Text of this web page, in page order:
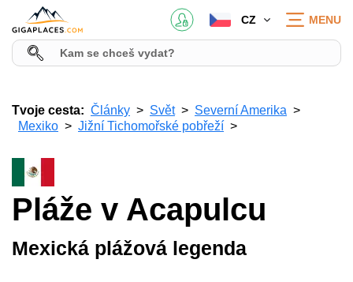
CZ MENU
Tvoje cesta: Články Svět
Severní Amerika
Mexiko
Jižní Tichomořské pobřeží
Pláže v Acapulcu
Mexická plážová legenda